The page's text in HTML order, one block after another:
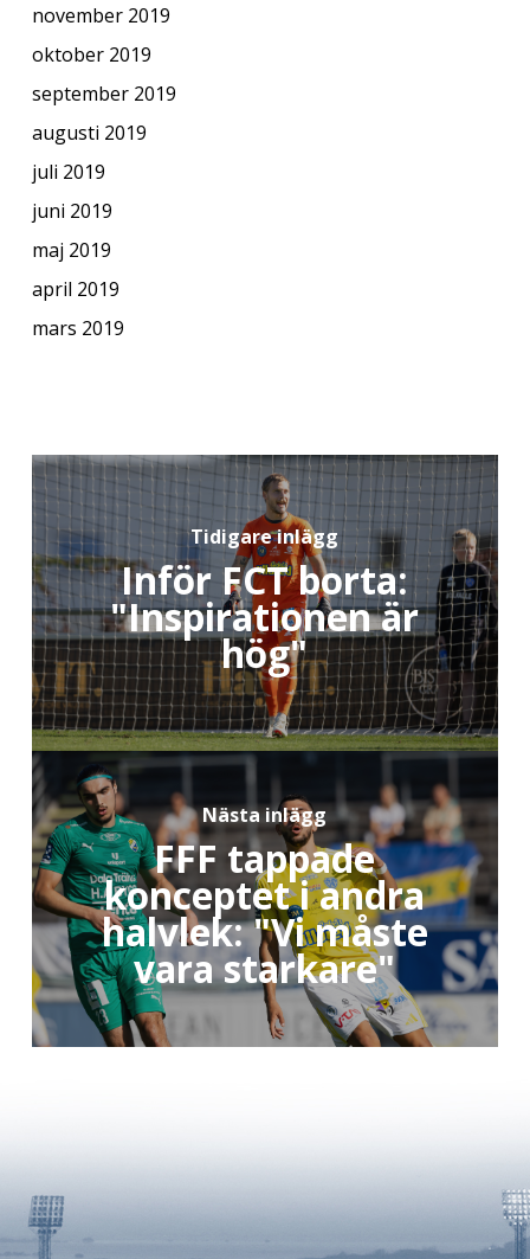
november 2019
oktober 2019
september 2019
augusti 2019
juli 2019
juni 2019
maj 2019
april 2019
mars 2019
Tidigare inlägg
Inför FCT borta:
"Inspirationen är
hög"
Nästa inlägg
FFF tappade
konceptet i andra
halvlek: "Vi måste
vara starkare"